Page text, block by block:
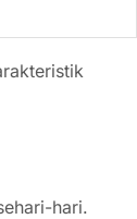
hari.